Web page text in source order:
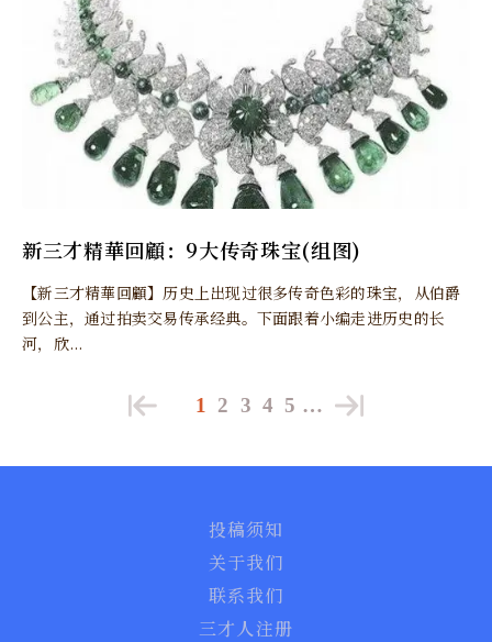
新三才精華回顧：9大传奇珠宝(组图)
【新三才精華回顧】历史上出现过很多传奇色彩的珠宝，从伯爵
到公主，通过拍卖交易传承经典。下面跟着小编走进历史的长
河，欣...
1 2 3 4 5 …
投稿须知
关于我们
联系我们
三才人注册